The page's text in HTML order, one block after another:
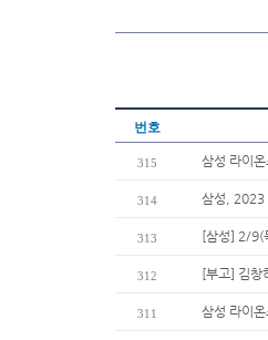
번호
315 삼성 라이
314 삼성, 2023
313 [삼성] 2/9(
312 [부고] 김창
311 삼성 라이